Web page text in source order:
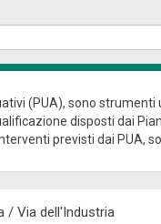
(PUA), sono
disposti dai
previsti dai PUA,
/ Via dell'Industria